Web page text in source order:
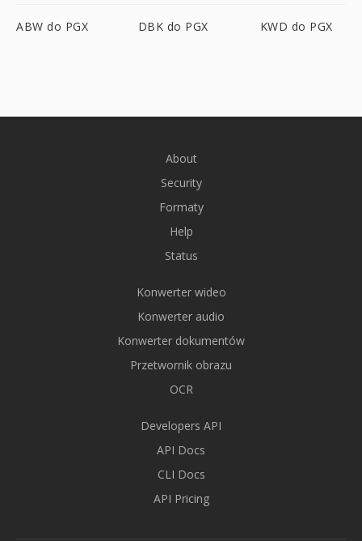
ABW do PGX DBK do PGX KWD do PGX
About
Security
Formaty
Help
Status
Konwerter wideo
Konwerter audio
Konwerter dokumentów
Przetwornik obrazu
OCR
Developers API
API Docs
CLI Docs
API Pricing